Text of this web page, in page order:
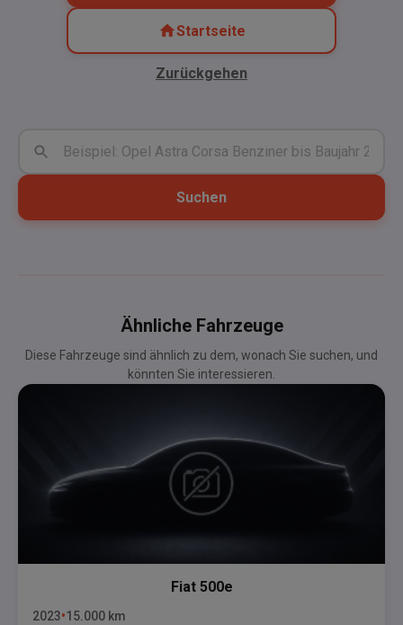
Startseite
Zurückgehen
Suchen
Ähnliche Fahrzeuge
Diese Fahrzeuge sind ähnlich zu dem, wonach Sie suchen, und
könnten Sie interessieren.
Fiat 500e
2023 15.000 km